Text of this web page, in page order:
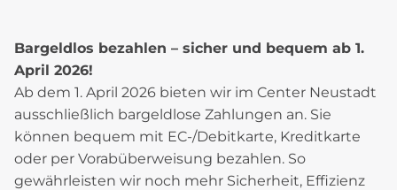
Bargeldlos bezahlen – sicher und bequem ab 1.
April 2026!
Ab dem 1. April 2026 bieten wir im Center Neustadt
ausschließlich bargeldlose Zahlungen an. Sie
können bequem mit EC-/Debitkarte, Kreditkarte
oder per Vorabüberweisung bezahlen. So
gewährleisten wir noch mehr Sicherheit, Effizienz